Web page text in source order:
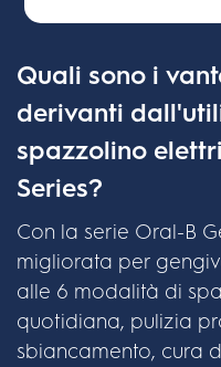
Quali sono i
derivanti
spazzolino
Series?
Con la serie Oral-B
migliorata per
alle 6 modalità di
quotidiana, pulizia
sbiancamento, cura